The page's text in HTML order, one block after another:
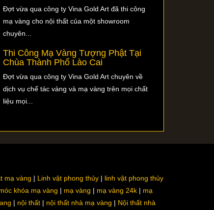
Đợt vừa qua công ty Vina Gold Art đã thi công
mạ vàng cho nội thất của một showroom
chuyên...
Thi Công Mạ Vàng Tượng Phật Tại
Chùa Thành Phố Lào Cai
Đợt vừa qua công ty Vina Gold Art chuyên về
dịch vụ chế tác vàng và mạ vàng trên mọi chất
liệu mọi...
mạ vàng Linh vật phong thủy
linh vật phong thủy
khóa mạ vàng mạ vàng mạ vàng 24k
mạ
nội thất nội thất nhà mạ vàng
Nội thất nhà